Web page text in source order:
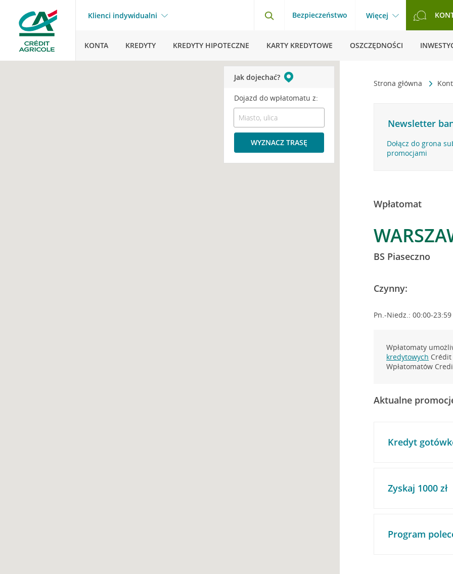
Klienci indywidualni Bezpieczeństwo Więcej
KONTA KREDYTY KREDYTY HIPOTECZNE KARTY KREDYTOWE OSZCZĘDNOŚCI
Strona główna
Newsletter
Dołącz do grona
promocjami
Wpłatomat
BS Piaseczno
Czynny:
Pn.-Niedz.: 00:00-23:59
Wpłatomaty
kredytowych
Wpłatomatów
Aktualne
Kredyt
Zyskaj 1000 zł
Program
Jak dojechać?
Dojazd do wpłatomatu z:
WYZNACZ TRASĘ